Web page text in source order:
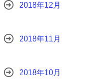
2018年12月
2018年11月
2018年10月